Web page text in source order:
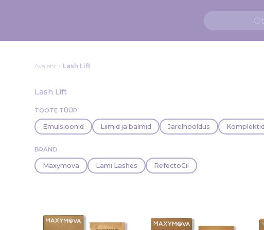
Avaleht Lash Lift
Lash Lift
TOOTE TÜÜP
Emulsioonid Liimid ja balmid Järelhooldus Komplektid
BRÄND
Maxymova Lami Lashes RefectoCil